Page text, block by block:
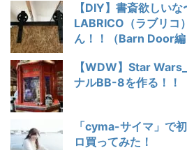
【DIY】書斎欲しい
LABRICO（ラブリコ
ん！！（Barn Door編
【WDW】Star
ナルBB-8を作る！！
「cyma-サイマ」で
ロ買ってみた！